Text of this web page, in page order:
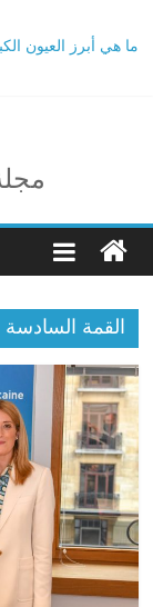
ما هي أبرز العيون
تاثير تقنية
اكتشاف مدينة ضخمة
القمة السادسة